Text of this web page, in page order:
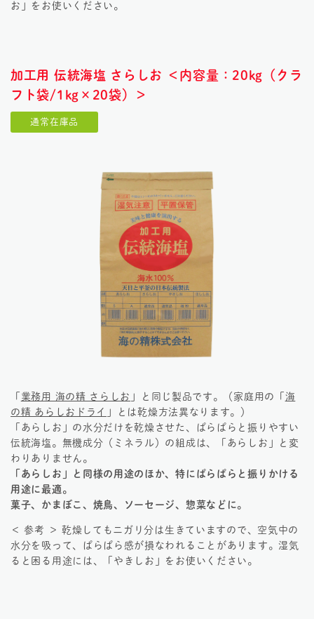
お」をお使いください。
加工用 伝統海塩 さらしお ＜内容量：20kg（クラ
フト袋/1kg×20袋）＞
通常在庫品
業務用 海の精 さらしお 」と同じ製品です。（家庭用の「 海
の精 あらしおドライ 」とは乾燥方法異なります。）
「あらしお」の水分だけを乾燥させた、ぱらぱらと振りやすい
伝統海塩。無機成分（ミネラル）の組成は、「あらしお」と変
わりありません。
「あらしお」と同様の用途のほか、特にぱらぱらと振りかける
用途に最適。
菓子、かまぼこ、焼鳥、ソーセージ、惣菜などに。
＜ 参考 ＞ 乾燥してもニガリ分は生きていますので、空気中の
水分を吸って、ぱらぱら感が損なわれることがあります。湿気
ると困る用途には、「やきしお」をお使いください。